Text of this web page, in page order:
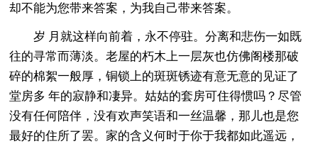
却不能为您带来答案，为我自己带来答案。
岁 月就这样向前着，永不停驻。分离和悲伤一如既
往的寻常而薄淡。老屋的朽木上一层灰也仿佛阁楼那破
碎的棉絮一般厚，铜锁上的斑斑锈迹有意无意的见证了
堂房多 年的寂静和凄异。姑姑的套房可住得惯吗？尽管
没有任何陪伴，没有欢声笑语和一丝温馨，那儿也是您
最好的住所了罢。家的含义何时于你于我都如此遥远，